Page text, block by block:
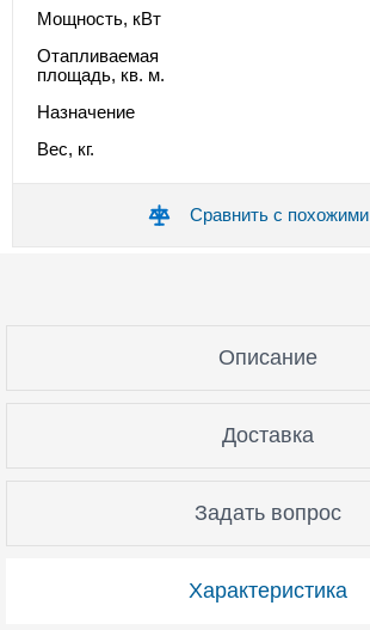
Мощность, кВт
Отапливаемая
площадь, кв. м.
Назначение
Вес, кг.
Сравнить с похожими
Характеристика
Описание
Доставка
Задать вопрос